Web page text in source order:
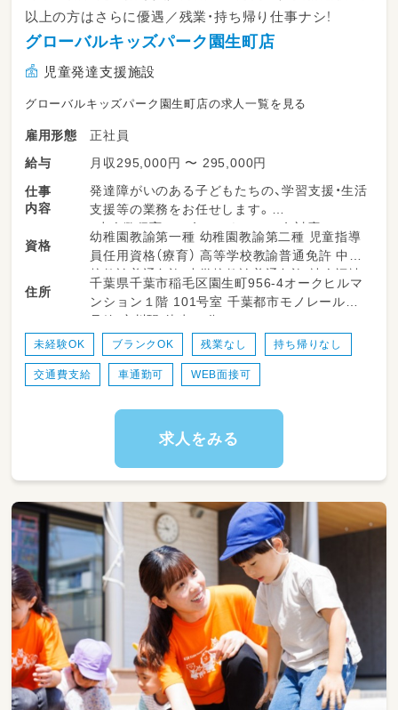
以上の方はさらに優遇／残業・持ち帰り仕事ナシ！
グローバルキッズパーク園生町店
児童発達支援施設
グローバルキッズパーク園生町店の求人一覧を見る
雇用形態
正社員
給与
月収295,000円 〜 295,000円
仕事
内容
発達障がいのある子どもたちの、学習支援・生活
支援等の業務をお任せします。
・少人数保育で１名につき２～３名対応
・持ち帰り仕事、残業ナシ！子育て中のママも多
数活躍中！
・送迎業務あり（ＡＴ可）
・児童のみならずご家族へのケアもサービスの
・ワークバランスを重視した運営をしていま
す。
資格
幼稚園教諭第一種 幼稚園教諭第二種 児童指導
員任用資格（療育） 高等学校教諭普通免許 中学
校教諭普通免許 小学校教諭普通免許 社会福祉
士 精神保健福祉士 普通自動車運転免許
住所
千葉県千葉市稲毛区園生町956‐4オークヒルマ
ンション１階 101号室 千葉都市モノレール２
号線 穴川駅 徒歩12分
未経験OK ブランクOK 残業なし 持ち帰りなし
交通費支給 車通勤可 WEB面接可
求人をみる